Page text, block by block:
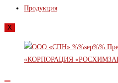
Продукция
X